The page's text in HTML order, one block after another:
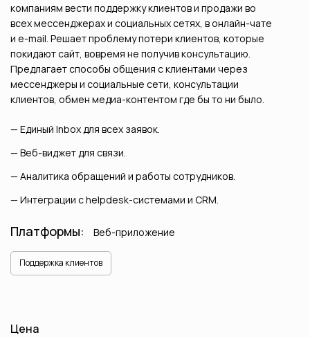
компаниям вести поддержку клиентов и продажи во
всех мессенджерах и социальных сетях, в онлайн-чате
и e-mail. Решает проблему потери клиентов, которые
покидают сайт, вовремя не получив консультацию.
Предлагает способы общения с клиентами через
мессенджеры и социальные сети, консультации
клиентов, обмен медиа-контентом где бы то ни было.
Единый Inbox для всех заявок.
Веб-виджет для связи.
Аналитика обращений и работы сотрудников.
Интеграции с helpdesk-системами и CRM.
Платформы: Веб-приложение
Поддержка клиентов
Цена